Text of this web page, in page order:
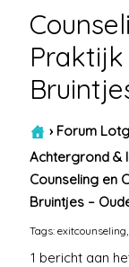
› Forum
Achtergrond &
Counseling en
Bruintjes –
Tags:exitcounseling
1 bericht aan